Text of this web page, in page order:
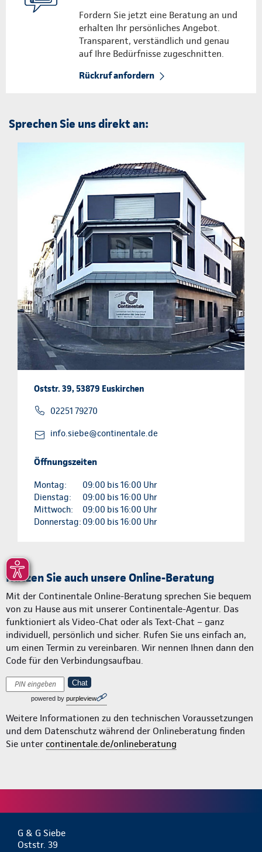
Fordern Sie jetzt eine Beratung an und
erhalten Ihr persönliches Angebot.
Transparent, verständlich und genau
auf Ihre Bedürfnisse zugeschnitten.
Rückruf anfordern
Sprechen Sie uns direkt an:
Oststr. 39, 53879 Euskirchen
02251 79270
info.siebe@continentale.de
Öffnungszeiten
Montag:
09:00 bis 16:00 Uhr
Dienstag:
09:00 bis 16:00 Uhr
Mittwoch:
09:00 bis 16:00 Uhr
Donnerstag: 09:00 bis 16:00 Uhr
Nutzen Sie auch unsere Online-Beratung
Mit der Continentale Online-Beratung sprechen Sie bequem
von zu Hause aus mit unserer Continentale-Agentur. Das
funktioniert als Video-Chat oder als Text-Chat – ganz
individuell, persönlich und sicher. Rufen Sie uns einfach an,
um einen Termin zu vereinbaren. Wir nennen Ihnen dann den
Code für den Verbindungsaufbau.
Chat
powered by purpleview
Weitere Informationen zu den technischen Voraussetzungen
und dem Datenschutz während der Onlineberatung finden
Sie unter continentale.de/onlineberatung
G & G Siebe
Oststr. 39